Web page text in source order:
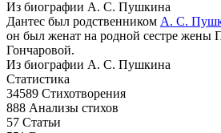
Из биографии А. С. Пушкина
Дантес был родственником А. С.
он был женат на родной сестре
Гончаровой.
Из биографии А. С. Пушкина
Статистика
34589 Стихотворения
888 Анализы стихов
57 Статьи